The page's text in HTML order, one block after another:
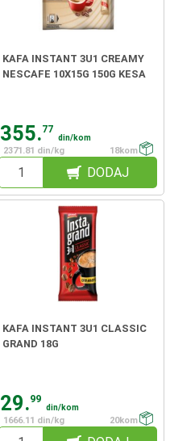
KAFA INSTANT 3U1 CREAMY
NESCAFE 10X15G 150G KESA
355.77
din/kom
2371.81 din/kg
18kom
DODAJ
KAFA INSTANT 3U1 CLASSIC
GRAND 18G
29.99
din/kom
1666.11 din/kg
20kom